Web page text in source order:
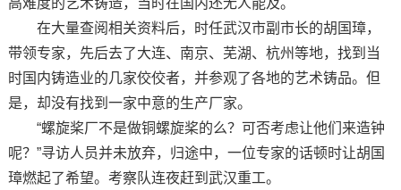
高难度的艺术铸造，当时在国内还无人能及。
在大量查阅相关资料后，时任武汉市副市长的胡国璋，
带领专家，先后去了大连、南京、芜湖、杭州等地，找到当
时国内铸造业的几家佼佼者，并参观了各地的艺术铸品。但
是，却没有找到一家中意的生产厂家。
“螺旋桨厂不是做铜螺旋桨的么？可否考虑让他们来造钟
呢？”寻访人员并未放弃，归途中，一位专家的话顿时让胡国
璋燃起了希望。考察队连夜赶到武汉重工。